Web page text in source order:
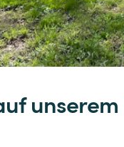
unserem